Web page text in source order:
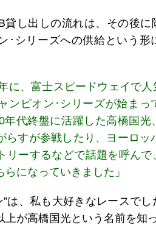
貸し出しの流れは、その後に
･シリーズへの供給という形
に、富士スピードウェイで
ンピオン･シリーズが始まっ
年代終盤に活躍した高橋国光
らすが参戦したり、ヨーロッ
リーするなどで話題を呼ん
になっていきました」
”は、私も大好きなレースで
上が高橋国光という名前を知